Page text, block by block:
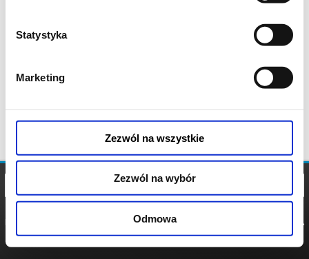
Statystyka
Marketing
Zezwól na wszystkie
Zezwól na wybór
Odmowa
POLITYKA
POLITYKA